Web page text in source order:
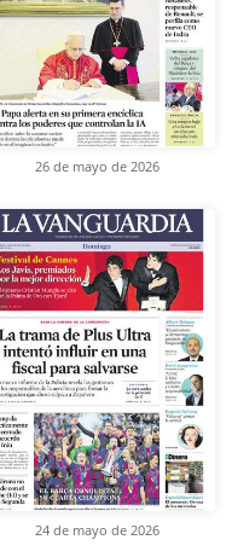
26 de mayo de 2026
24 de mayo de 2026